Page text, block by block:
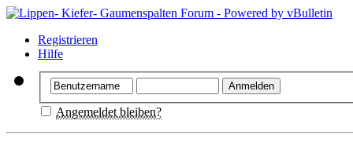
Registrieren
Hilfe
Angemeldet bleiben?